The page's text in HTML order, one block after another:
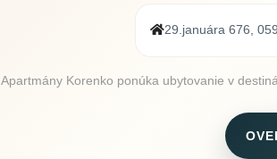
29.januára 676,
Apartmány Korenko ponúka ubytovanie v